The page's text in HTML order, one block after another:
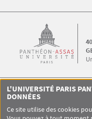
21-23 mars
Université
L'UNIVERSITÉ PARIS
DONNÉES
Ce site utilise des cookies